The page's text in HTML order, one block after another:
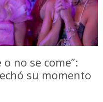
no se come”:
su momento